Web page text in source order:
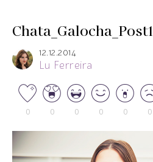
Chata_Galocha_Post1
12.12.2014
Lu Ferreira
0 0 0 0 0 0